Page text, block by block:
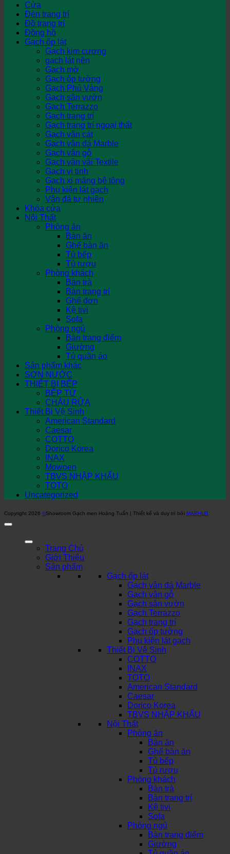
Cửa
Đèn trang trí
Đồ trang trí
Đồng hồ
Gạch ốp lát
Gạch kim cương
gạch lát nền
Gạch mờ
Gạch ốp tường
Gạch Phủ Vàng
Gạch sân vườn
Gạch Terrazzo
Gạch trang trí
Gạch trang trí ngoại thất
Gạch vân cát
Gạch vân đá Marble
Gạch vân gỗ
Gạch vân vải Textile
Gạch vi tinh
Gạch xi măng bê tông
Phụ kiện lát gạch
Vân đá tự nhiên
Khóa cửa
Nội Thất
Phòng ăn
Bàn ăn
Ghế bàn ăn
Tủ bếp
Tủ rượu
Phòng khách
Bàn trà
Bàn trang trí
Ghế đơn
Kệ tivi
Sofa
Phòng ngủ
Bàn trang điểm
Giường
Tủ quần áo
Sản phẩm khác
SƠN NƯỚC
THIẾT BỊ BẾP
BẾP TỪ
CHẬU RỬA
Thiết Bị Vệ Sinh
American Standard
Caesar
COTTO
Dorico Korea
INAX
Mowoen
TBVS NHẬP KHẨU
TOTO
Uncategorized
Copyright 2026 ©Showroom Gạch men Hoàng Tuấn | Thiết kế và duy trì bởi MARHUB
Trang Chủ
Giới Thiệu
Sản phẩm
Gạch ốp lát
Gạch vân đá Marble
Gạch vân gỗ
Gạch sân vườn
Gạch Terrazzo
Gạch trang trí
Gạch ốp tường
Phụ kiện lát gạch
Thiết Bị Vệ Sinh
COTTO
INAX
TOTO
American Standard
Caesar
Dorico Korea
TBVS NHẬP KHẨU
Nội Thất
Phòng ăn
Bàn ăn
Ghế bàn ăn
Tủ bếp
Tủ rượu
Phòng khách
Bàn trà
Bàn trang trí
Kệ tivi
Sofa
Phòng ngủ
Bàn trang điểm
Giường